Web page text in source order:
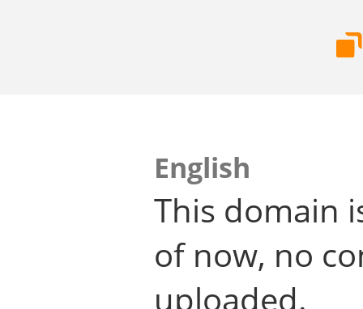
English
This domain
of now, no
uploaded.